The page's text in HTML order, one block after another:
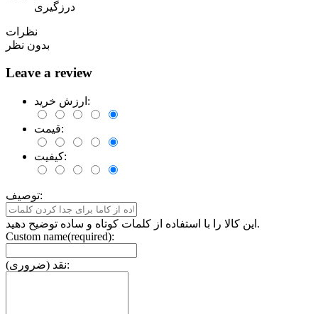
درزگیری
نظرات
بدون نظر
Leave a review
ارزش خرید:
قیمت:
کیفیت:
توصیف:
این کالا را با استفاده از کلمات کوتاه و ساده توضیح دهید.
Custom name(required):
نقد (ضروری):